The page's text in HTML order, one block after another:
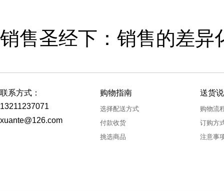
销售圣经下：销售的差异
联系方式：
13211237071
xuante@126.com
购物指南
选择配送方式
付款收货
挑选商品
送货
购物流
订购方
注意事